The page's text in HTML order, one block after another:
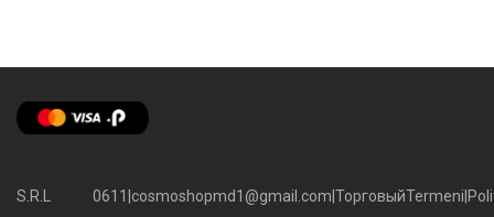
S.R.L 0611 cosmoshopmd1@gmail.com ТорговыйTermeni